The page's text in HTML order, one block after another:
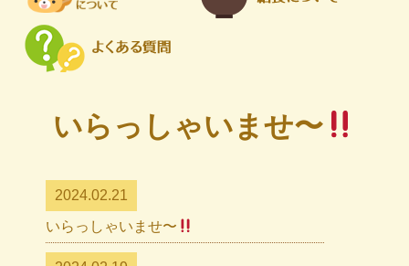
いらっしゃいませ〜
2024.02.21
いらっしゃいませ〜